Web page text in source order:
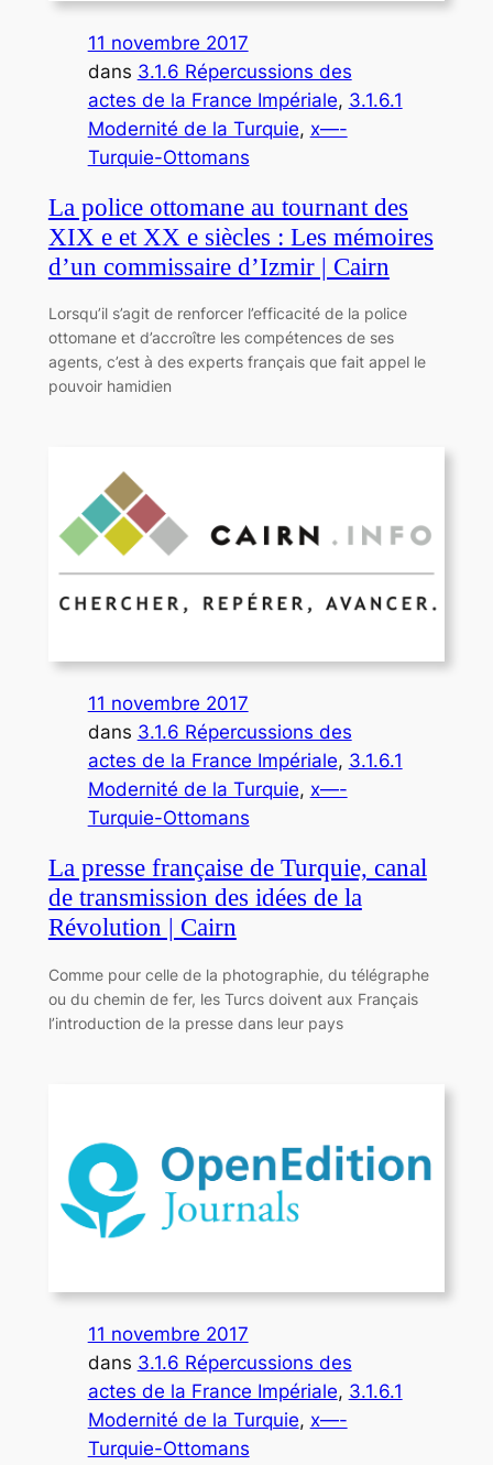
11 novembre 2017
dans 3.1.6 Répercussions des
actes de la France Impériale, 3.1.6.1
Modernité de la Turquie, x—-
Turquie-Ottomans
La police ottomane au tournant des
XIX e et XX e siècles : Les mémoires
d’un commissaire d’Izmir | Cairn
Lorsqu’il s’agit de renforcer l’efficacité de la police
ottomane et d’accroître les compétences de ses
agents, c’est à des experts français que fait appel le
pouvoir hamidien
11 novembre 2017
dans 3.1.6 Répercussions des
actes de la France Impériale, 3.1.6.1
Modernité de la Turquie, x—-
Turquie-Ottomans
La presse française de Turquie, canal
de transmission des idées de la
Révolution | Cairn
Comme pour celle de la photographie, du télégraphe
ou du chemin de fer, les Turcs doivent aux Français
l’introduction de la presse dans leur pays
11 novembre 2017
dans 3.1.6 Répercussions des
actes de la France Impériale, 3.1.6.1
Modernité de la Turquie, x—-
Turquie-Ottomans